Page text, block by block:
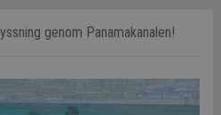
genom Panamakanalen!